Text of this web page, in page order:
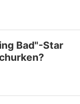
Bad"-Star